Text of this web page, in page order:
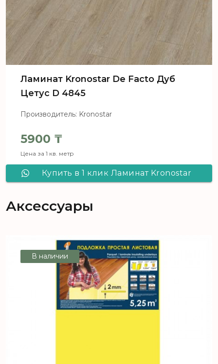
Ламинат Kronostar De Facto Дуб
Цетус D 4845
Производитель: Kronostar
5900 ₸
Цена за 1 кв. метр
Купить в 1 клик Ламинат Kronostar
Аксессуары
В наличии